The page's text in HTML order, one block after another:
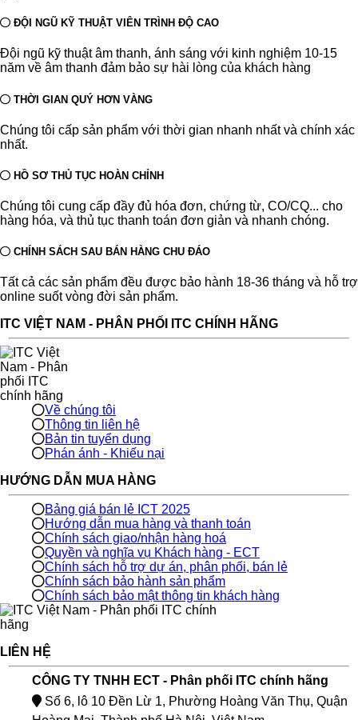
ĐỘI NGŨ KỸ THUẬT VIÊN TRÌNH ĐỘ CAO
Đội ngũ kỹ thuật âm thanh, ánh sáng với kinh nghiệm 10-15
năm về âm thanh đảm bảo sự hài lòng của khách hàng
THỜI GIAN QUÝ HƠN VÀNG
Chúng tôi cấp sản phẩm với thời gian nhanh nhất và chính xác
nhất.
HỒ SƠ THỦ TỤC HOÀN CHỈNH
Chúng tôi cung cấp đầy đủ hóa đơn, chứng từ, CO/CQ... cho
hàng hóa, và thủ tục thanh toán đơn giản và nhanh chóng.
CHÍNH SÁCH SAU BÁN HÀNG CHU ĐÁO
Tất cả các sản phẩm đều được bảo hành 18-36 tháng và hỗ trợ
online suốt vòng đời sản phẩm.
ITC VIỆT NAM - PHÂN PHỐI ITC CHÍNH HÃNG
Về chúng tôi
Thông tin liên hệ
Bản tin tuyển dụng
Phán ánh - Khiếu nại
HƯỚNG DẪN MUA HÀNG
Bảng giá bán lẻ ICT 2025
Hướng dẫn mua hàng và thanh toán
Chính sách giao/nhận hàng hoá
Quyền và nghĩa vụ Khách hàng - ECT
Chính sách hỗ trợ dự án, phân phối, bán lẻ
Chính sách bảo hành sản phẩm
Chính sách bảo mật thông tin khách hàng
LIÊN HỆ
CÔNG TY TNHH ECT - Phân phối ITC chính hãng
Số 6, lô 10 Đền Lừ 1, Phường Hoàng Văn Thụ, Quận